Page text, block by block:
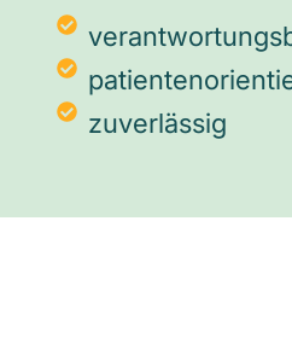
zuverlässig